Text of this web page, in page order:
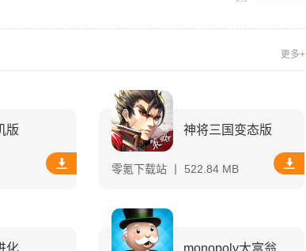
更多+
版 神将三国变态版
零氪下载站 丨 522.84 MB
化 monopoly大富翁